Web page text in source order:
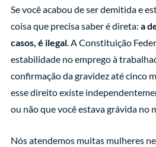
Se você acabou de ser demitida e
coisa que precisa saber é direta: a
casos, é ilegal. A Constituição
estabilidade no emprego à
confirmação da gravidez até cinco
esse direito existe
ou não que você estava grávida no
Nós atendemos muitas mulheres